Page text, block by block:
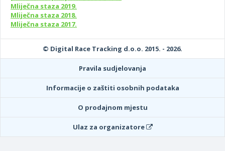
Mliječna staza 2019.
Mliječna staza 2018.
Mliječna staza 2017.
© Digital Race Tracking d.o.o. 2015. - 2026.
Pravila sudjelovanja
Informacije o zaštiti osobnih podataka
O prodajnom mjestu
Ulaz za organizatore